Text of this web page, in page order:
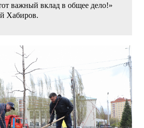
важный вклад в общее дело!»
Хабиров.